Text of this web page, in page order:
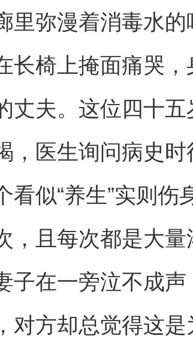
里弥漫着消毒水
长椅上掩面痛哭，
丈夫。这位四十
，医生询问病史
看似“养生”实则伤
，且每次都是大
子在一旁泣不成声
对方却总觉得这